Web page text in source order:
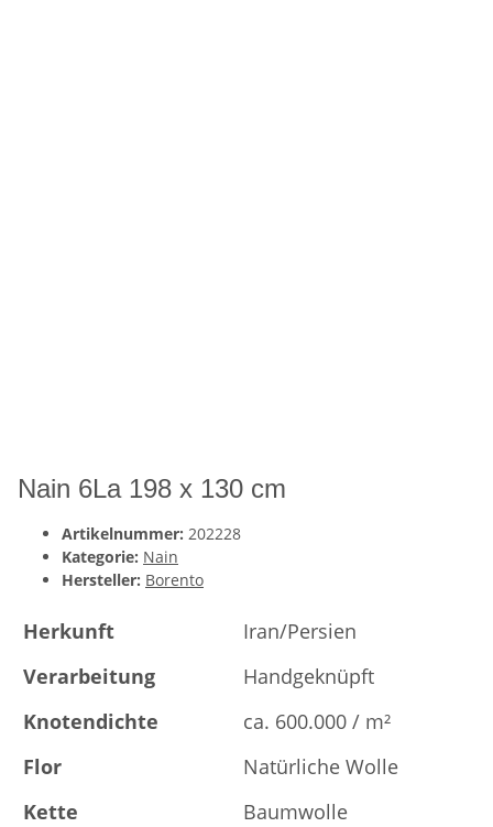
Nain 6La 198 x 130 cm
Artikelnummer: 202228
Kategorie: Nain
Hersteller: Borento
Herkunft
Iran/Persien
Verarbeitung
Handgeknüpft
Knotendichte
ca. 600.000 / m²
Flor
Natürliche Wolle
Kette
Baumwolle